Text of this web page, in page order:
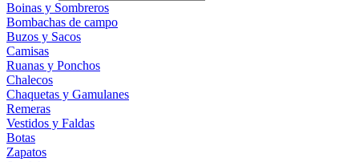
Boinas y Sombreros
Bombachas de campo
Buzos y Sacos
Camisas
Ruanas y Ponchos
Chalecos
Chaquetas y Gamulanes
Remeras
Vestidos y Faldas
Botas
Zapatos